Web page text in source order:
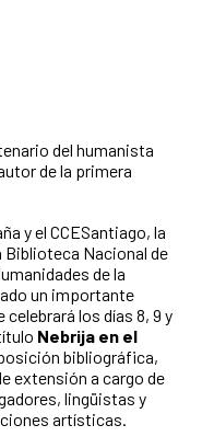
del humanista
de la primera
y el CCESantiago, la
Biblioteca Nacional de
de la
un importante
los días 8, 9 y
Nebrija en el
bibliográfica,
extensión a cargo de
lingüistas y
artísticas.